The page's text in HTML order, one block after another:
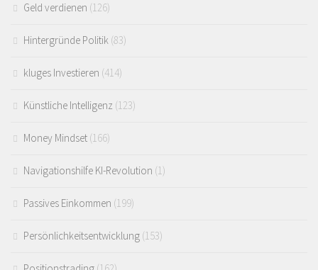
Geld verdienen (126)
Hintergründe Politik (83)
kluges Investieren (414)
Künstliche Intelligenz (123)
Money Mindset (166)
Navigationshilfe KI-Revolution (1)
Passives Einkommen (199)
Persönlichkeitsentwicklung (153)